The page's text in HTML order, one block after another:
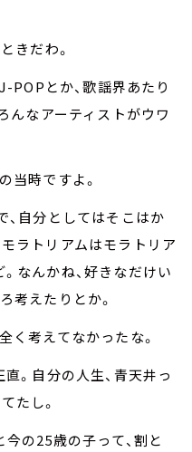
きだわ。
POPとか、歌謡界あたり
んなアーティストがウワ
当時ですよ。
、自分としてはそこはか
ラトリアムはモラトリア
なんかね、好きなだけい
考えたりとか。
く考えてなかったな。
。自分の人生、青天井っ
たし。
今の25歳の子って、割と